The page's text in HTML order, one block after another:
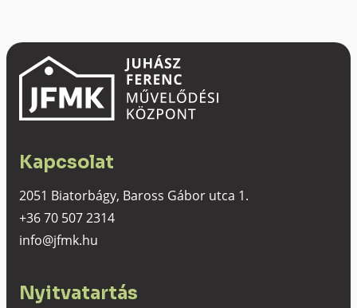
Kapcsolat
2051 Biatorbágy, Baross Gábor utca 1.
+36 70 507 2314
info@jfmk.hu
Nyitvatartás